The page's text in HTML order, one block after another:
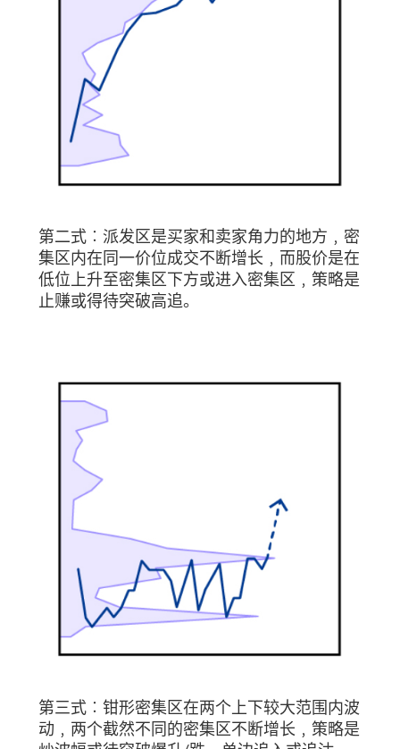
第二式︰派发区是买家和卖家角力的地方﹐密
集区内在同一价位成交不断增长﹐而股价是在
低位上升至密集区下方或进入密集区﹐策略是
止赚或得待突破高追。
第三式︰钳形密集区在两个上下较大范围内波
动﹐两个截然不同的密集区不断增长﹐策略是